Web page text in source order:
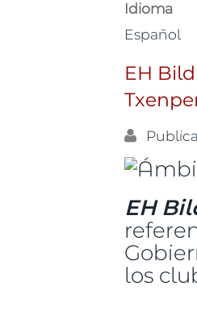
Idioma
Español
EH
EH
los